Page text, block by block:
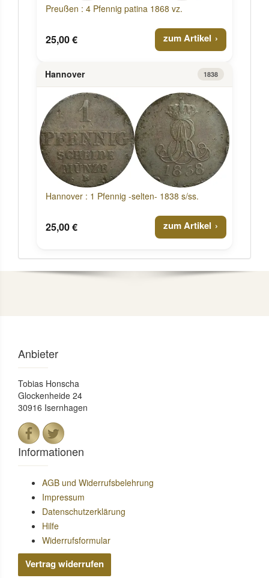
Preußen : 4 Pfennig patina 1868 vz.
25,00 € zum Artikel
Hannover 1838
Hannover : 1 Pfennig -selten- 1838 s/ss.
25,00 € zum Artikel
Anbieter
Tobias Honscha
Glockenheide 24
30916 Isernhagen
Informationen
AGB und Widerrufsbelehrung
Impressum
Datenschutzerklärung
Hilfe
Widerrufsformular
Vertrag widerrufen